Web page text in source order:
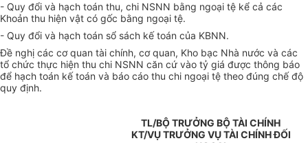
- Quy đổi và hạch toán thu, chi NSNN bằng ngoại tệ kể cả các
Khoản thu hiện vật có gốc bằng ngoại tệ.
- Quy đổi và hạch toán sổ sách kế toán của KBNN.
Đề nghị các cơ quan tài chính, cơ quan, Kho bạc Nhà nước và các
tổ chức thực hiện thu chi NSNN căn cứ vào tỷ giá được thông báo
để hạch toán kế toán và báo cáo thu chi ngoại tệ theo đúng chế độ
quy định.
TL/BỘ TRƯỞNG BỘ TÀI CHÍNH
KT/VỤ TRƯỞNG VỤ TÀI CHÍNH ĐỐI